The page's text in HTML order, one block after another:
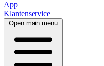
App
Klantenservice
Open main menu